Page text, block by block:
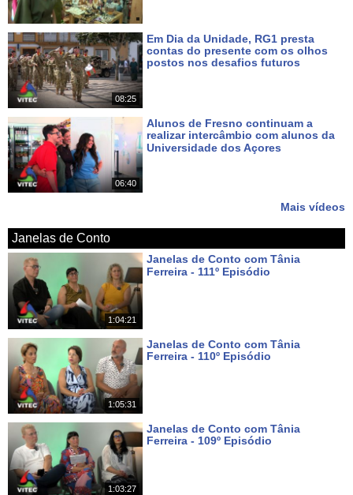
08:25
Em Dia da Unidade, RG1 presta
contas do presente com os olhos
postos nos desafios futuros
06:40
Alunos de Fresno continuam a
realizar intercâmbio com alunos da
Universidade dos Açores
Mais vídeos
Janelas de Conto
1:04:21
Janelas de Conto com Tânia
Ferreira - 111º Episódio
1:05:31
Janelas de Conto com Tânia
Ferreira - 110º Episódio
1:03:27
Janelas de Conto com Tânia
Ferreira - 109º Episódio